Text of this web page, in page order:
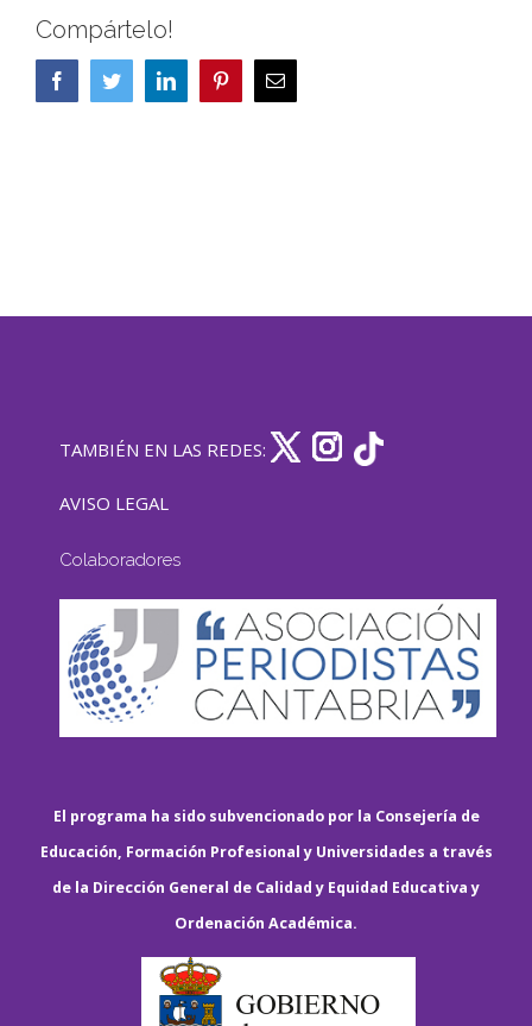
Compártelo!
FacebookTwitterLinkedIn PinterestCorreo
electrónico
TAMBIÉN EN LAS REDES:
AVISO LEGAL
Colaboradores
El programa ha sido subvencionado por la Consejería de
Educación, Formación Profesional y Universidades a través
de la Dirección General de Calidad y Equidad Educativa y
Ordenación Académica.